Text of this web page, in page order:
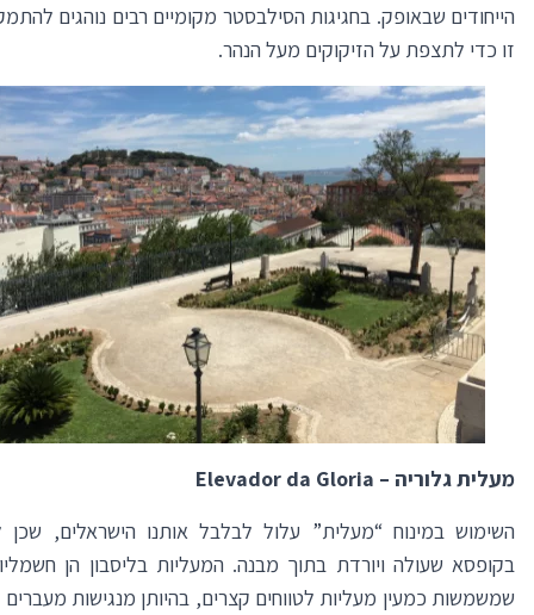
הייחודים שבאופק. בחגיגות הסילבסטר מקומיים רבים נוהגים
זו כדי לתצפת על הזיקוקים מעל הנהר.
מעלית גלוריה – Elevador da Gloria
השימוש במינוח “מעלית” עלול לבלבל אותנו הישראלים,
בקופסא שעולה ויורדת בתוך מבנה. המעליות בליסבון הן
שמשמשות כמעין מעליות לטווחים קצרים, בהיותן מנגישות מעברים